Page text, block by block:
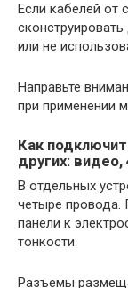
Если кабелей от
или не
Направьте
при применении
Как
других: видео,
В отдельных
четыре провода.
панели к
тонкости.
Разъемы